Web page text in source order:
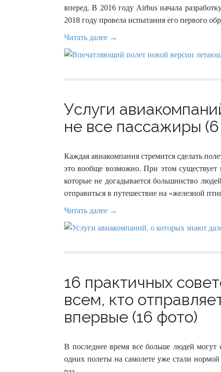
вперед. В 2016 году Airbus начала
2018 году провела испытания его первого
Читать далее →
Услуги
не все пассажиры
Каждая авиакомпания стремится сделать
это вообще возможно. При этом существует
которые не догадывается большинство
отправиться в путешествие на «железной
Читать далее →
16 практичных
всем, кто
впервые (16 фото)
В последнее время все больше людей могут
одних полеты на самолете уже стали